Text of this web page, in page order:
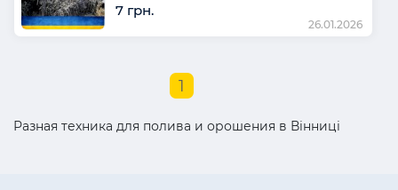
7 грн.
26.01.2026
1
Разная техника для полива и орошения в Вінниці